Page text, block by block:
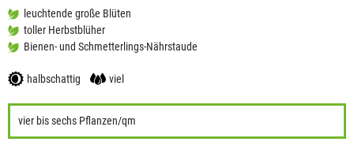
leuchtende große Blüten
toller Herbstblüher
Bienen- und Schmetterlings-Nährstaude
halbschattig viel
vier bis sechs Pflanzen/qm